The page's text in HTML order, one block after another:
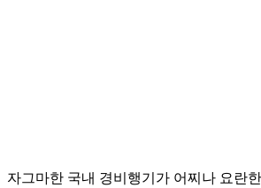
자그마한 국내 경비행기가 어찌나 요란